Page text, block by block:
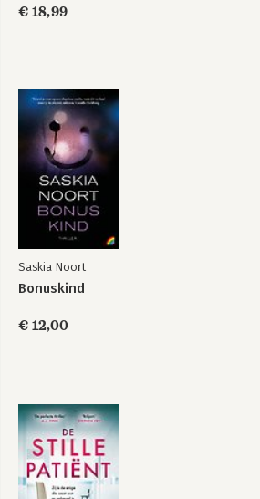
€ 18,99
Saskia Noort
Bonuskind
€ 12,00